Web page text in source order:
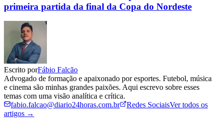
primeira partida da final da Copa do Nordeste
Escrito porFábio Falcão
Advogado de formação e apaixonado por esportes. Futebol, música
e cinema são minhas grandes paixões. Aqui escrevo sobre esses
temas com uma visão analítica e crítica.
fabio.falcao@diario24horas.com.br
Redes SociaisVer todos os
artigos →